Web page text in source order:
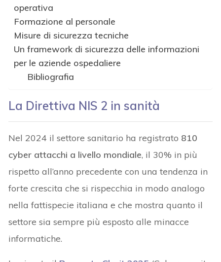
operativa
Formazione al personale
Misure di sicurezza tecniche
Un framework di sicurezza delle informazioni
per le aziende ospedaliere
Bibliografia
La Direttiva NIS 2 in sanità
Nel 2024 il settore sanitario ha registrato 810
cyber attacchi a livello mondiale, il 30% in più
rispetto all’anno precedente con una tendenza in
forte crescita che si rispecchia in modo analogo
nella fattispecie italiana e che mostra quanto il
settore sia sempre più esposto alle minacce
informatiche.